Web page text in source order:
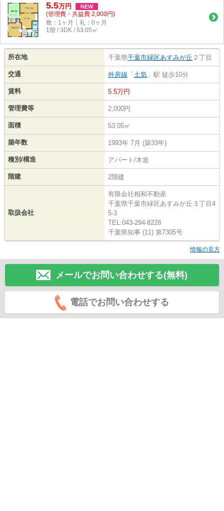
5.5万円 NEW
(管理費・共益費 2,000円)
敷：1ヶ月｜礼：0ヶ月
1階 / 3DK / 53.05㎡
所在地 千葉県千葉市緑区あすみが丘 ２丁目
交通 外房線 「 土気 」駅 徒歩10分
賃料 5.5万円
管理費等 2,000円
面積 53.05㎡
築年数 1993年 7月 (築33年)
種別/構造 アパート/木造
階建 2階建
取扱会社
有限会社相和不動産
千葉県千葉市緑区あすみが丘３丁目4
5-3
TEL:043-294-8228
千葉県知事 (11) 第7305号
情報の見方
メールでお問い合わせする(無料)
電話でお問い合わせする